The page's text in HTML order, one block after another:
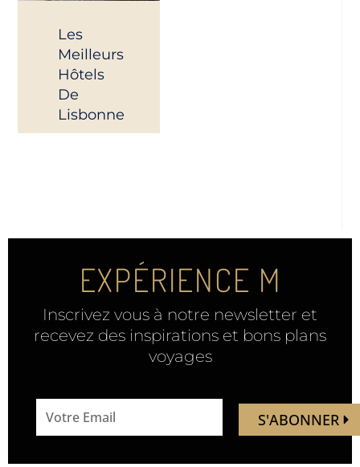
Les
Meilleurs
Hôtels
De
Lisbonne
EXPÉRIENCE M
Inscrivez vous à notre newsletter et
recevez des inspirations et bons plans
voyages
address
S'ABONNER